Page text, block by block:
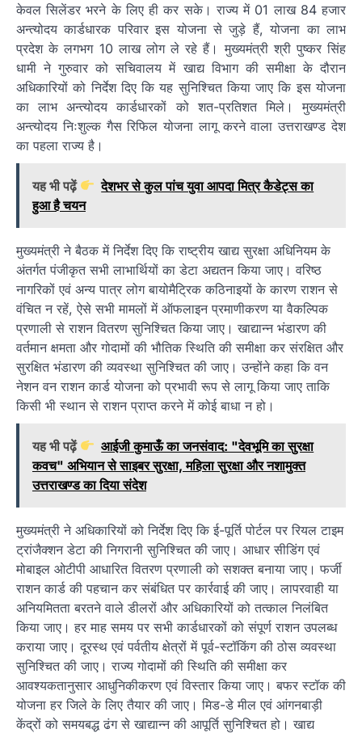
केवल सिलेंडर भरने के लिए ही कर सके। राज्य में 01 लाख 84 हजार
अन्त्योदय कार्डधारक परिवार इस योजना से जुड़े हैं, योजना का लाभ
प्रदेश के लगभग 10 लाख लोग ले रहे हैं। मुख्यमंत्री श्री पुष्कर सिंह
धामी ने गुरुवार को सचिवालय में खाद्य विभाग की समीक्षा के दौरान
अधिकारियों को निर्देश दिए कि यह सुनिश्चित किया जाए कि इस योजना
का लाभ अन्त्योदय कार्डधारकों को शत-प्रतिशत मिले। मुख्यमंत्री
अन्त्योदय निःशुल्क गैस रिफिल योजना लागू करने वाला उत्तराखण्ड देश
का पहला राज्य है।
यह भी पढ़ें
देशभर से कुल पांच युवा आपदा मित्र कैडेट्स का
हुआ है चयन
मुख्यमंत्री ने बैठक में निर्देश दिए कि राष्ट्रीय खाद्य सुरक्षा अधिनियम के
अंतर्गत पंजीकृत सभी लाभार्थियों का डेटा अद्यतन किया जाए। वरिष्ठ
नागरिकों एवं अन्य पात्र लोग बायोमैट्रिक कठिनाइयों के कारण राशन से
वंचित न रहें, ऐसे सभी मामलों में ऑफलाइन प्रमाणीकरण या वैकल्पिक
प्रणाली से राशन वितरण सुनिश्चित किया जाए। खाद्यान्न भंडारण की
वर्तमान क्षमता और गोदामों की भौतिक स्थिति की समीक्षा कर संरक्षित और
सुरक्षित भंडारण की व्यवस्था सुनिश्चित की जाए। उन्होंने कहा कि वन
नेशन वन राशन कार्ड योजना को प्रभावी रूप से लागू किया जाए ताकि
किसी भी स्थान से राशन प्राप्त करने में कोई बाधा न हो।
यह भी पढ़ें
आईजी कुमाऊँ का जनसंवाद: "देवभूमि का सुरक्षा
कवच" अभियान से साइबर सुरक्षा, महिला सुरक्षा और नशामुक्त
उत्तराखण्ड का दिया संदेश
मुख्यमंत्री ने अधिकारियों को निर्देश दिए कि ई-पूर्ति पोर्टल पर रियल टाइम
ट्रांजैक्शन डेटा की निगरानी सुनिश्चित की जाए। आधार सीडिंग एवं
मोबाइल ओटीपी आधारित वितरण प्रणाली को सशक्त बनाया जाए। फर्जी
राशन कार्ड की पहचान कर संबंधित पर कार्रवाई की जाए। लापरवाही या
अनियमितता बरतने वाले डीलरों और अधिकारियों को तत्काल निलंबित
किया जाए। हर माह समय पर सभी कार्डधारकों को संपूर्ण राशन उपलब्ध
कराया जाए। दूरस्थ एवं पर्वतीय क्षेत्रों में पूर्व-स्टॉकिंग की ठोस व्यवस्था
सुनिश्चित की जाए। राज्य गोदामों की स्थिति की समीक्षा कर
आवश्यकतानुसार आधुनिकीकरण एवं विस्तार किया जाए। बफर स्टॉक की
योजना हर जिले के लिए तैयार की जाए। मिड-डे मील एवं आंगनबाड़ी
केंद्रों को समयबद्ध ढंग से खाद्यान्न की आपूर्ति सुनिश्चित हो। खाद्य